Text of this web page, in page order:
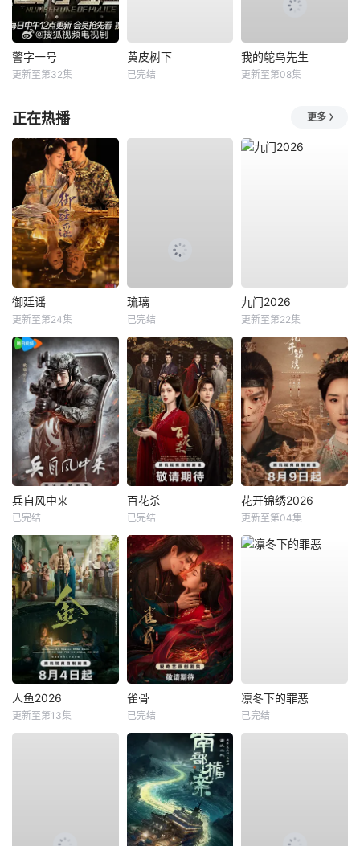
警字一号
更新至第32集
黄皮树下
已完结
我的鸵鸟先生
更新至第08集
正在热播 更多
御廷谣
更新至第24集
琉璃
已完结
九门2026
更新至第22集
兵自风中来
已完结
百花杀
已完结
花开锦绣2026
更新至第04集
人鱼2026
更新至第13集
雀骨
已完结
凛冬下的罪恶
已完结